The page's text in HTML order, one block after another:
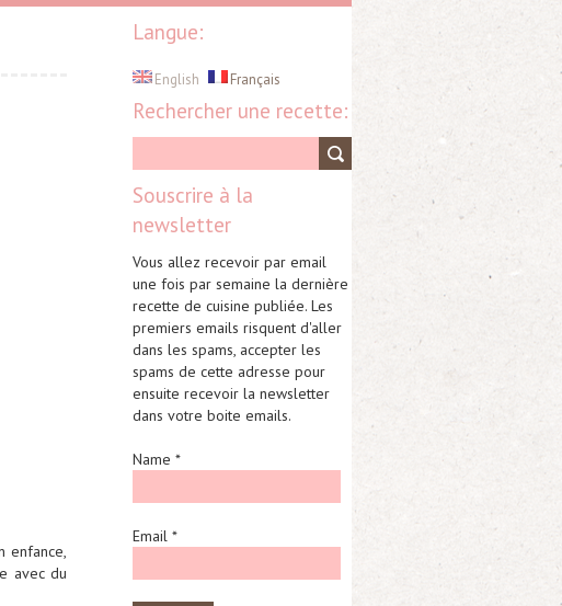
enfance,
avec du
Langue:
English Français
Rechercher une recette:
Souscrire à la
newsletter
Vous allez recevoir par email
une fois par semaine la dernière
recette de cuisine publiée. Les
premiers emails risquent d'aller
dans les spams, accepter les
spams de cette adresse pour
ensuite recevoir la newsletter
dans votre boite emails.
Name *
Email *